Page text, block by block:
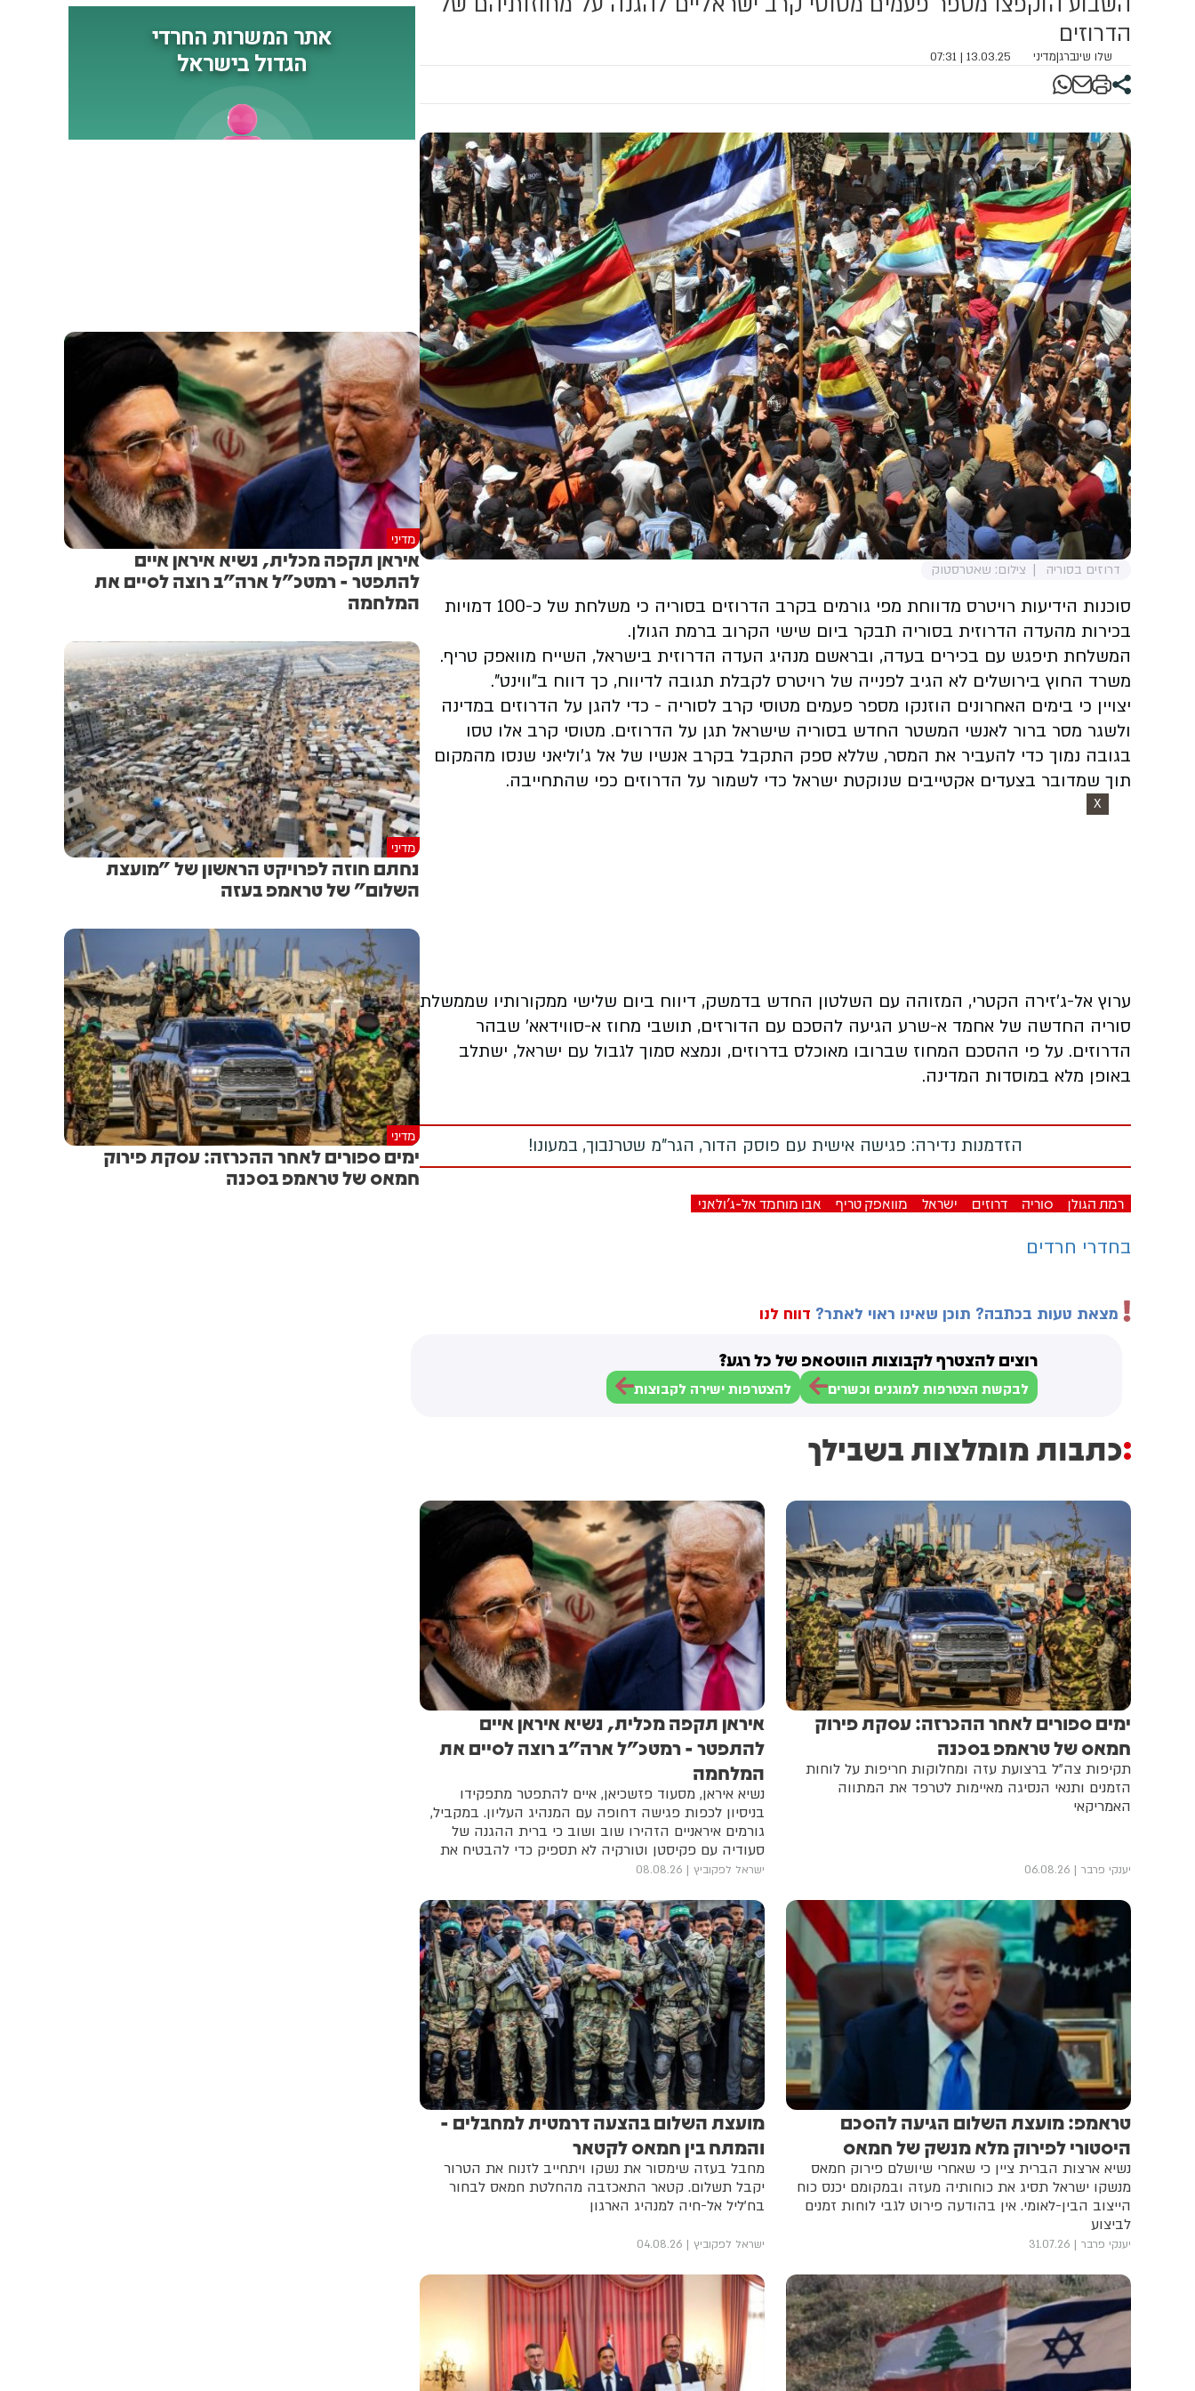
הדרוזים
שלו שינברג|מדיני 13.03.25 | 07:31
דרוזים בסוריה צילום: שאטרסטוק
סוכנות הידיעות רויטרס מדווחת מפי גורמים בקרב הדרוזים בסוריה כי משלחת של כ-100 דמויות
בכירות מהעדה הדרוזית בסוריה תבקר ביום שישי הקרוב ברמת הגולן.
המשלחת תיפגש עם בכירים בעדה, ובראשם מנהיג העדה הדרוזית בישראל, השייח מוואפק טריף.
משרד החוץ בירושלים לא הגיב לפנייה של רויטרס לקבלת תגובה לדיווח, כך דווח ב"ווינט".
יצויין כי בימים האחרונים הוזנקו מספר פעמים מטוסי קרב לסוריה - כדי להגן על הדרוזים במדינה
ולשגר מסר ברור לאנשי המשטר החדש בסוריה שישראל תגן על הדרוזים. מטוסי קרב אלו טסו
בגובה נמוך כדי להעביר את המסר, שללא ספק התקבל בקרב אנשיו של אל ג'וליאני שנסו מהמקום
תוך שמדובר בצעדים אקטייבים שנוקטת ישראל כדי לשמור על הדרוזים כפי שהתחייבה.
X
ערוץ אל-ג'זירה הקטרי, המזוהה עם השלטון החדש בדמשק, דיווח ביום שלישי ממקורותיו שממשלת
סוריה החדשה של אחמד א-שרע הגיעה להסכם עם הדורזים, תושבי מחוז א-סווידאא' שבהר
הדרוזים. על פי ההסכם המחוז שברובו מאוכלס בדרוזים, ונמצא סמוך לגבול עם ישראל, ישתלב
באופן מלא במוסדות המדינה.
הזדמנות נדירה: פגישה אישית עם פוסק הדור, הגר"מ שטרנבוך, במעונו!
רמת הגולן סוריה דרוזים ישראל מוואפק טריף אבו מוחמד אל-ג'ולאני
בחדרי חרדים
מצאת טעות בכתבה? תוכן שאינו ראוי לאתר? דווח לנו
רוצים להצטרף לקבוצות הווטסאפ של כל רגע?
לבקשת הצטרפות למוגנים וכשרים להצטרפות ישירה לקבוצות
כתבות מומלצות בשבילך
ימים ספורים לאחר ההכרזה: עסקת פירוק
חמאס של טראמפ בסכנה
תקיפות צה"ל ברצועת עזה ומחלוקות חריפות על לוחות
הזמנים ותנאי הנסיגה מאיימות לטרפד את המתווה
האמריקאי
יענקי פרבר 06.08.26
איראן תקפה מכלית, נשיא איראן איים
להתפטר - רמטכ"ל ארה"ב רוצה לסיים את
המלחמה
נשיא איראן, מסעוד פזשכיאן, איים להתפטר מתפקידו
בניסיון לכפות פגישה דחופה עם המנהיג העליון. במקביל,
גורמים איראניים הזהירו שוב ושוב כי ברית ההגנה של
סעודיה עם פקיסטן וטורקיה לא תספיק כדי להבטיח את
ביטחונה של הממלכה
ישראל לפקוביץ 08.08.26
טראמפ: מועצת השלום הגיעה להסכם
היסטורי לפירוק מלא מנשק של חמאס
נשיא ארצות הברית ציין כי שאחרי שיושלם פירוק חמאס
מנשקו ישראל תסיג את כוחותיה מעזה ובמקומם יכנס כוח
הייצוב הבין-לאומי. אין בהודעה פירוט לגבי לוחות זמנים
לביצוע
יענקי פרבר 31.07.26
מועצת השלום בהצעה דרמטית למחבלים -
והמתח בין חמאס לקטאר
מחבל בעזה שימסור את נשקו ויתחייב לזנוח את הטרור
יקבל תשלום. קטאר התאכזבה מהחלטת חמאס לבחור
בח'ליל אל-חיה למנהיג הארגון
ישראל לפקוביץ 04.08.26
מדיני
איראן תקפה מכלית, נשיא איראן איים
להתפטר - רמטכ"ל ארה"ב רוצה לסיים את
המלחמה
מדיני
נחתם חוזה לפרויקט הראשון של "מועצת
השלום" של טראמפ בעזה
מדיני
ימים ספורים לאחר ההכרזה: עסקת פירוק
חמאס של טראמפ בסכנה